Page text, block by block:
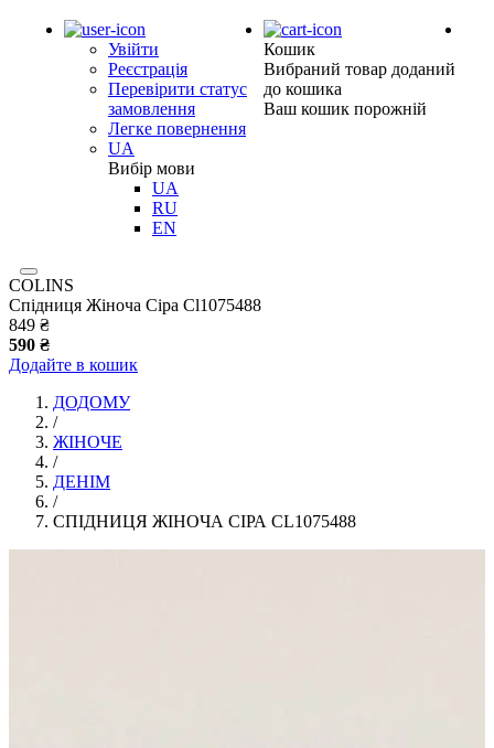
Увійти
Реєстрація
Перевірити статус
замовлення
Легке повернення
UA
Вибір мови
UA
RU
EN
Кошик
Вибраний товар доданий
до кошика
Ваш кошик порожній
COLINS
Спідниця Жіноча Сіра Cl1075488
849 ₴
590 ₴
Додайте в кошик
ДОДОМУ
/
ЖІНОЧЕ
/
ДЕНІМ
/
СПІДНИЦЯ ЖІНОЧА СІРА CL1075488